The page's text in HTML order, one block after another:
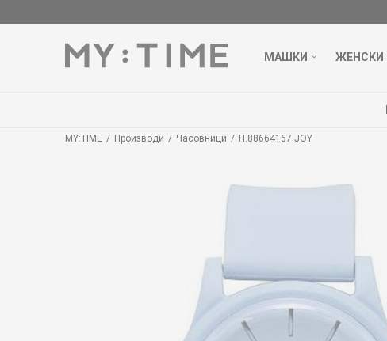
МАШКИ ЖЕНСКИ
MY:TIME Производи Часовници H.88664167 JOY